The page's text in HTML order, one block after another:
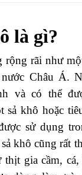
là gì?
rộng rãi như
Châu Á.
và có thể
sả khô hoặc
sử dụng
khô cũng rất
gia cầm,